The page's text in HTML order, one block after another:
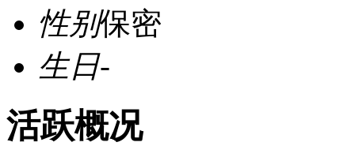
性别保密
生日-
活跃概况